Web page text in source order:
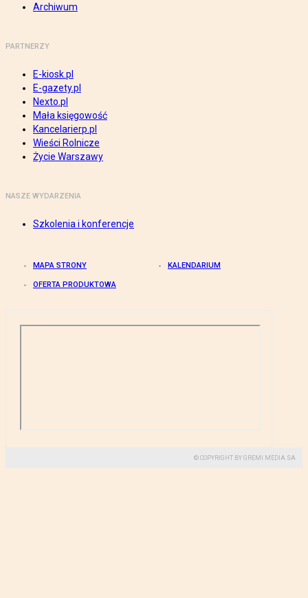
Archiwum
PARTNERZY
E-kiosk.pl
E-gazety.pl
Nexto.pl
Mała księgowość
Kancelarierp.pl
Wieści Rolnicze
Życie Warszawy
NASZE WYDARZENIA
Szkolenia i konferencje
MAPA STRONY KALENDARIUM
OFERTA PRODUKTOWA
© COPYRIGHT BY GREMI MEDIA SA